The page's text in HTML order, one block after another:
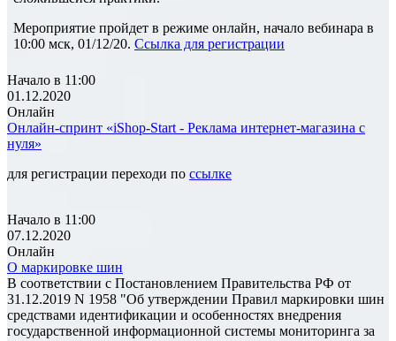
Мероприятие пройдет в режиме онлайн, начало вебинара в
10:00 мск, 01/12/20. Ссылка для регистрации
Начало в 11:00
01.12.2020
Онлайн
Онлайн-спринт «iShop-Start - Реклама интернет-магазина с
нуля»
для регистрации переходи по ссылке
Начало в 11:00
07.12.2020
Онлайн
О маркировке шин
В соответствии с Постановлением Правительства РФ от
31.12.2019 N 1958 "Об утверждении Правил маркировки шин
средствами идентификации и особенностях внедрения
государственной информационной системы мониторинга за